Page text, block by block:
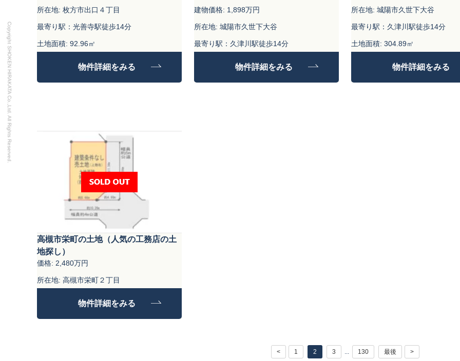
Copyright SHOKEN HIRAKATA Co.,Ltd. All Rights Reserved.
所在地: 枚方市出口４丁目
最寄り駅：光善寺駅徒歩14分
土地面積: 92.96㎡
物件詳細をみる
建物価格: 1,898万円
所在地: 城陽市久世下大谷
最寄り駅：久津川駅徒歩14分
物件詳細をみる
所在地: 城陽市久世下大谷
最寄り駅：久津川駅徒歩14分
土地面積: 304.89㎡
物件詳細をみる
高槻市栄町の土地（人気の工務店の土
地探し）
価格: 2,480万円
所在地: 高槻市栄町２丁目
物件詳細をみる
< 1 2 3 ... 130 最後 >